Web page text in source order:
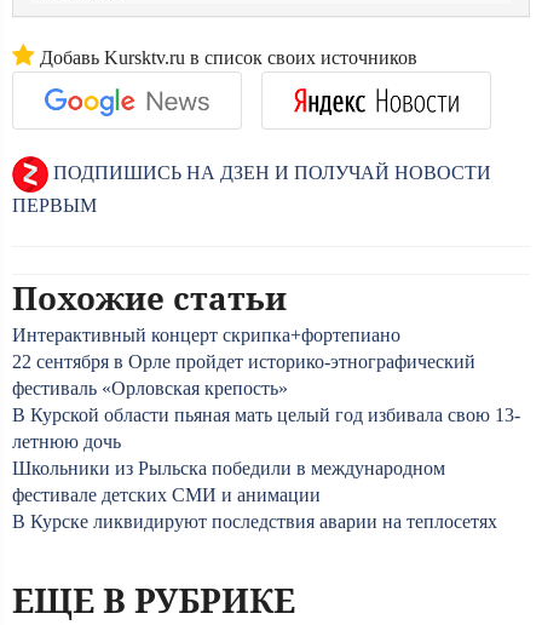
Добавь Kursktv.ru в список своих источников
ПОДПИШИСЬ НА ДЗЕН И ПОЛУЧАЙ НОВОСТИ
ПЕРВЫМ
Похожие статьи
Интерактивный концерт скрипка+фортепиано
22 сентября в Орле пройдет историко-этнографический
фестиваль «Орловская крепость»
В Курской области пьяная мать целый год избивала свою 13-
летнюю дочь
Школьники из Рыльска победили в международном
фестивале детских СМИ и анимации
В Курске ликвидируют последствия аварии на теплосетях
ЕЩЕ В РУБРИКЕ